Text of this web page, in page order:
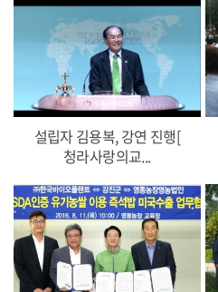
설립자 김용복, 강연 진행[
청라사랑의교...